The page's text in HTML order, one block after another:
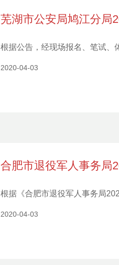
芜湖市公安局鸠江分局
根据公告，经现场报名、笔试、
2020-04-03
合肥市退役军人事务局
根据《合肥市退役军人事务局
2020-04-03